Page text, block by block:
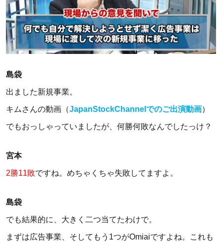
島袋
出ました新規事業。
キムさんの動画（JapanStockChannelでのご出演動画）
でもおっしゃっていましたが、何勝何敗なんでしたっけ？
宮本
2勝11敗ですね。めちゃくちゃ失敗してますよ。
島袋
でも結果的に、大きく二つ当てたわけで。
まずは広告事業、そしてもう1つがOmiaiですよね。これも